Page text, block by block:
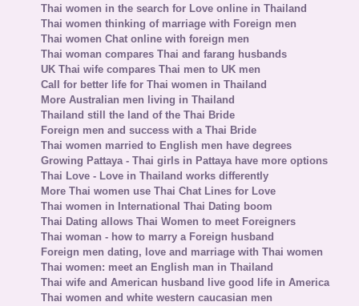
Thai women in the search for Love online in Thailand
Thai women thinking of marriage with Foreign men
Thai women Chat online with foreign men
Thai woman compares Thai and farang husbands
UK Thai wife compares Thai men to UK men
Call for better life for Thai women in Thailand
More Australian men living in Thailand
Thailand still the land of the Thai Bride
Foreign men and success with a Thai Bride
Thai women married to English men have degrees
Growing Pattaya - Thai girls in Pattaya have more options
Thai Love - Love in Thailand works differently
More Thai women use Thai Chat Lines for Love
Thai women in International Thai Dating boom
Thai Dating allows Thai Women to meet Foreigners
Thai woman - how to marry a Foreign husband
Foreign men dating, love and marriage with Thai women
Thai women: meet an English man in Thailand
Thai wife and American husband live good life in America
Thai women and white western caucasian men